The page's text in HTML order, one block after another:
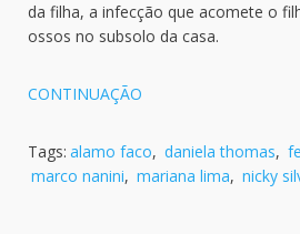
da filha, a infecção que acomete o
ossos no subsolo da casa.
CONTINUAÇÃO
Tags: alamo faco, daniela thomas,
marco nanini, mariana lima, nicky